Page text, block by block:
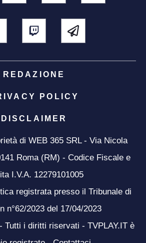
REDAZIONE
POLICY
DISCLAIMER
di WEB 365 SRL - Via Nicola
Roma (RM) - Codice Fiscale e
I.V.A. 12279101005
registrata presso il Tribunale di
n°62/2023 del 17/04/2023
Tutti i diritti riservati - TVPLAY.IT è